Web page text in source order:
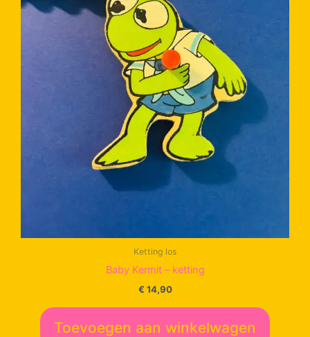
Ketting los
Baby Kermit – ketting
€ 14,90
Toevoegen aan winkelwagen